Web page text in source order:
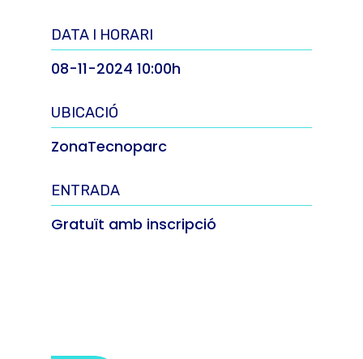
DATA I HORARI
08-11-2024 10:00h
UBICACIÓ
ZonaTecnoparc
ENTRADA
Gratuït amb inscripció